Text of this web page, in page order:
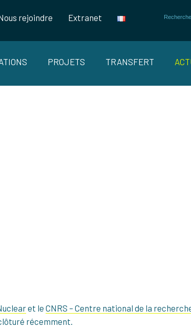
rejoindre Extranet
PROJETS TRANSFERT
et le CNRS – Centre national de la
récemment.